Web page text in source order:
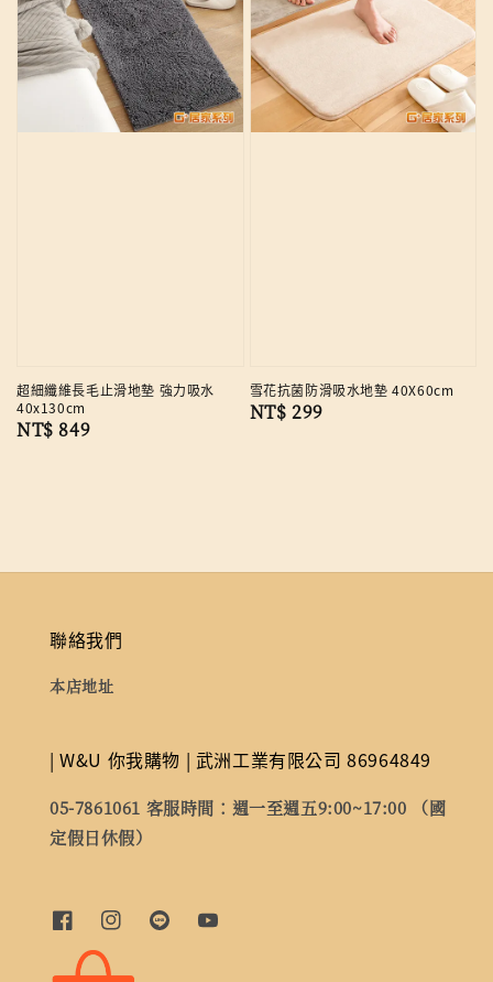
超細纖維長毛止滑地墊 強力吸水
40x130cm
Regular
NT$ 849
雪花抗菌防滑吸水地墊 40X60cm
Regular
NT$ 299
聯絡我們
本店地址
| W&U 你我購物 | 武洲工業有限公司 86964849
05-7861061 客服時間：週一至週五9:00~17:00 （國
定假日休假）